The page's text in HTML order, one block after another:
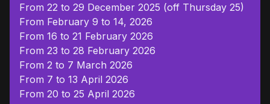
From 22 to 29 December 2025 (off Thursday 25)
From February 9 to 14, 2026
From 16 to 21 February 2026
From 23 to 28 February 2026
From 2 to 7 March 2026
From 7 to 13 April 2026
From 20 to 25 April 2026